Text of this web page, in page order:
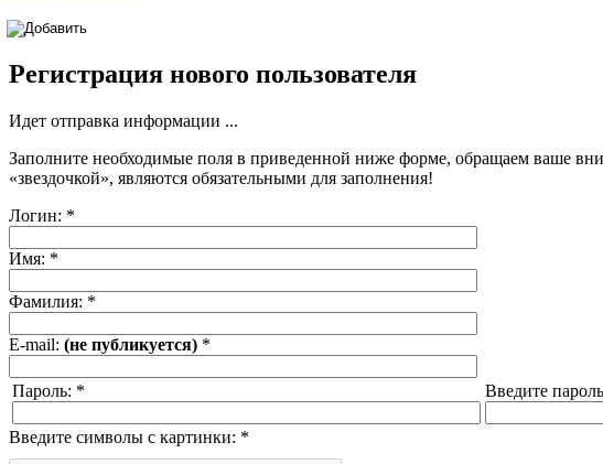
Регистрация нового пользователя
Идет отправка информации ...
Заполните необходимые поля в приведенной ниже форме, обращаем ваше
«звездочкой», являются обязательными для заполнения!
Логин: *
Имя: *
Фамилия: *
E-mail: (не публикуется) *
Пароль: * Введите
Введите символы с картинки: *